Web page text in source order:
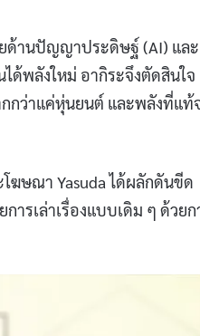
ยด้านปัญญาประดิษฐ์ (AI) และ
ด้พลังใหม่ อากิระจึงตัดสินใจ
กว่าแค่หุ่นยนต์ และพลังที่แท้
ฆษณา Yasuda ได้ผลักดันขีด
ารเล่าเรื่องแบบเดิม ๆ ด้วยก